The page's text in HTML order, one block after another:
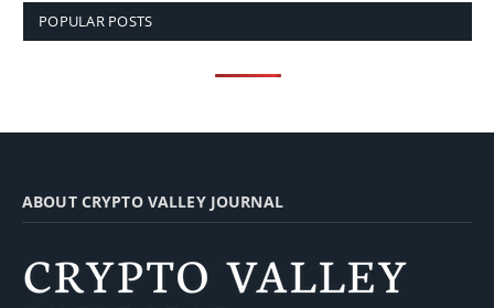
POPULAR POSTS
ABOUT CRYPTO VALLEY JOURNAL